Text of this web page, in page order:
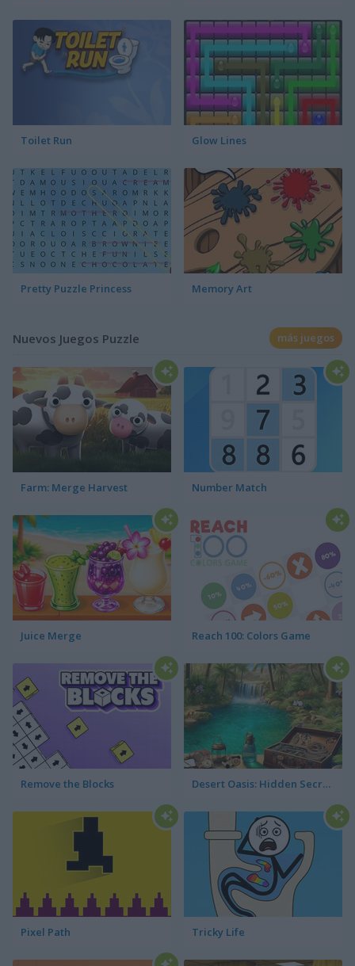
Toilet Run Glow Lines
Pretty Puzzle Princess Memory Art
Nuevos Juegos Puzzle más juegos
Farm: Merge Harvest Number Match
Juice Merge Reach 100: Colors Game
Remove the Blocks Desert Oasis: Hidden Secrets
Pixel Path Tricky Life